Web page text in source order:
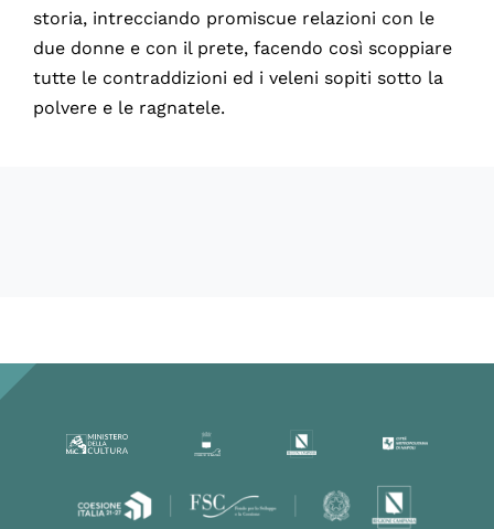
storia, intrecciando promiscue relazioni con le
due donne e con il prete, facendo così scoppiare
tutte le contraddizioni ed i veleni sopiti sotto la
polvere e le ragnatele.